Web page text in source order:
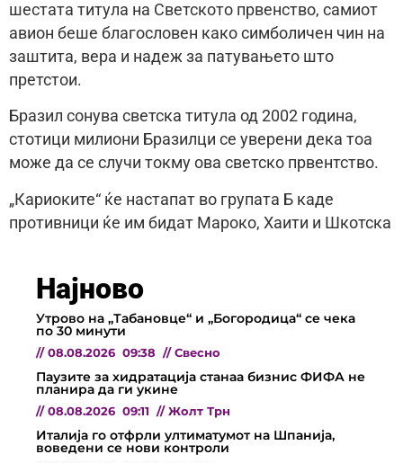
шестата титула на Светското првенство, самиот
авион беше благословен како симболичен чин на
заштита, вера и надеж за патувањето што
претстои.
Бразил сонува светска титула од 2002 година,
стотици милиони Бразилци се уверени дека тоа
може да се случи токму ова светско првентство.
„Кариоките“ ќе настапат во групата Б каде
противници ќе им бидат Мароко, Хаити и Шкотска
Најново
Утрово на „Табановце“ и „Богородица“ се чека
по 30 минути
// 08.08.2026 09:38 // Свесно
Паузите за хидратација станаа бизнис ФИФА не
планира да ги укине
// 08.08.2026 09:11 // Жолт Трн
Италија го отфрли ултиматумот на Шпанија,
воведени се нови контроли